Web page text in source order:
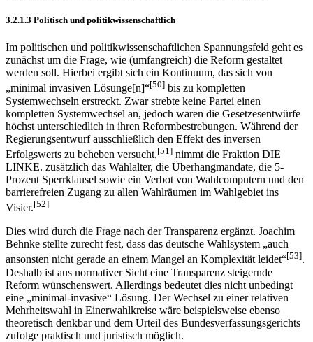
3.2.1.3 Politisch und politikwissenschaftlich
Im politischen und politikwissenschaftlichen Spannungsfeld geht es
zunächst um die Frage, wie (umfangreich) die Reform gestaltet
werden soll. Hierbei ergibt sich ein Kontinuum, das sich von
„minimal invasiven Lösunge[n]“[50] bis zu kompletten
Systemwechseln erstreckt. Zwar strebte keine Partei einen
kompletten Systemwechsel an, jedoch waren die Gesetzesentwürfe
höchst unterschiedlich in ihren Reformbestrebungen. Während der
Regierungsentwurf ausschließlich den Effekt des inversen
Erfolgswerts zu beheben versucht,[51] nimmt die Fraktion DIE
LINKE. zusätzlich das Wahlalter, die Überhangmandate, die 5-
Prozent Sperrklausel sowie ein Verbot von Wahlcomputern und den
barrierefreien Zugang zu allen Wahlräumen im Wahlgebiet ins
Visier.[52]
Dies wird durch die Frage nach der Transparenz ergänzt. Joachim
Behnke stellte zurecht fest, dass das deutsche Wahlsystem „auch
ansonsten nicht gerade an einem Mangel an Komplexität leidet“[53].
Deshalb ist aus normativer Sicht eine Transparenz steigernde
Reform wünschenswert. Allerdings bedeutet dies nicht unbedingt
eine „minimal-invasive“ Lösung. Der Wechsel zu einer relativen
Mehrheitswahl in Einerwahlkreise wäre beispielsweise ebenso
theoretisch denkbar und dem Urteil des Bundesverfassungsgerichts
zufolge praktisch und juristisch möglich.